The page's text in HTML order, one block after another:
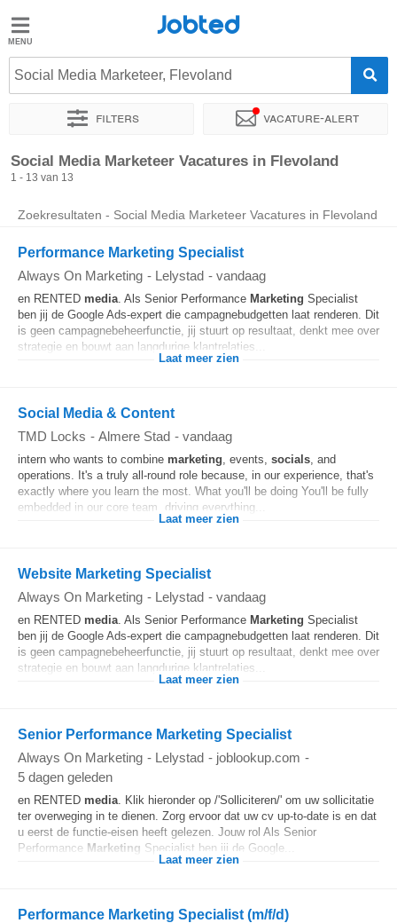
Jobted
Vacatures
Salarissen
Jobted
Social Media Marketeer, Flevoland
Filters Vacature-alert
Sorteer op Soort dienstverband Werkuren
Social Media Marketeer Vacatures in Flevoland
1 - 13 van 13
Zoekresultaten - Social Media Marketeer Vacatures in Flevoland
Performance Marketing Specialist
Always On Marketing - Lelystad - vandaag
en RENTED media. Als Senior Performance Marketing Specialist
ben jij de Google Ads-expert die campagnebudgetten laat renderen. Dit
is geen campagnebeheerfunctie, jij stuurt op resultaat, denkt mee over
strategie en bouwt aan langdurige klantrelaties...
Laat meer zien
Social Media & Content
TMD Locks - Almere Stad - vandaag
intern who wants to combine marketing, events, socials, and
operations. It's a truly all-round role because, in our experience, that's
exactly where you learn the most. What you'll be doing You'll be fully
embedded in our core team, driving everything...
Laat meer zien
Website Marketing Specialist
Always On Marketing - Lelystad - vandaag
en RENTED media. Als Senior Performance Marketing Specialist
ben jij de Google Ads-expert die campagnebudgetten laat renderen. Dit
is geen campagnebeheerfunctie, jij stuurt op resultaat, denkt mee over
strategie en bouwt aan langdurige klantrelaties...
Laat meer zien
Senior Performance Marketing Specialist
Always On Marketing - Lelystad - joblookup.com -
5 dagen geleden
en RENTED media. Klik hieronder op /'Solliciteren/' om uw sollicitatie
ter overweging in te dienen. Zorg ervoor dat uw cv up-to-date is en dat
u eerst de functie-eisen heeft gelezen. Jouw rol Als Senior
Performance Marketing Specialist ben jij de Google...
Laat meer zien
Performance Marketing Specialist (m/f/d)